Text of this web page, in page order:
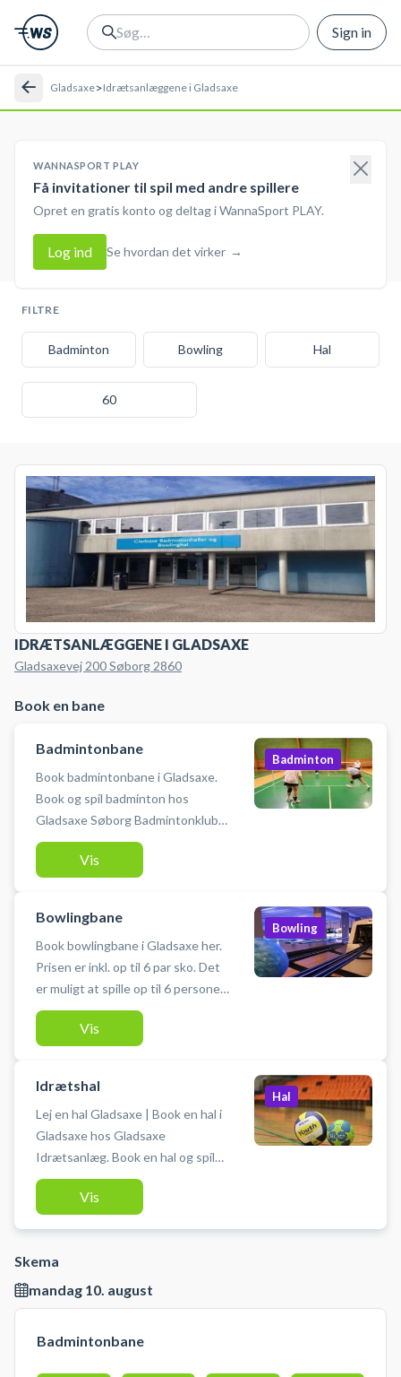
Sign in
Gladsaxe>Idrætsanlæggene i Gladsaxe
WANNASPORT PLAY
Få invitationer til spil med andre spillere
Opret en gratis konto og deltag i WannaSport PLAY.
Log ind Se hvordan det virker →
FILTRE
Badminton Bowling Hal
60
IDRÆTSANLÆGGENE I GLADSAXE
Gladsaxevej 200 Søborg 2860
Book en bane
Badmintonbane
Book badmintonbane i Gladsaxe.
Book og spil badminton hos
Gladsaxe Søborg Badmintonklub
en af de største badmintonklubber
i København. Du skal selv
på www.gladsaxe.dk/idræt
Vis
Badminton
Bowlingbane
Book bowlingbane i Gladsaxe her.
Prisen er inkl. op til 6 par sko. Det
er muligt at spille op til 6 personer
pr. bane.
Vis
Bowling
Idrætshal
Lej en hal Gladsaxe | Book en hal i
Gladsaxe hos Gladsaxe
Idrætsanlæg. Book en hal og spil
blandt andet indendørs fodbold
uden bander eller håndbold i
Vis
Hal
Skema
mandag 10. august
Badmintonbane